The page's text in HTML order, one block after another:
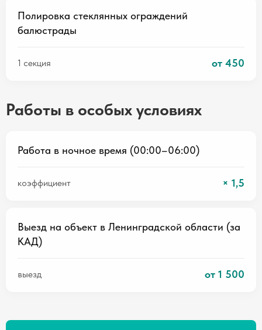
Полировка стеклянных ограждений
балюстрады
1 секция от 450
Работы в особых условиях
Работа в ночное время (00:00–06:00)
коэффициент × 1,5
Выезд на объект в Ленинградской области (за
КАД)
выезд от 1 500